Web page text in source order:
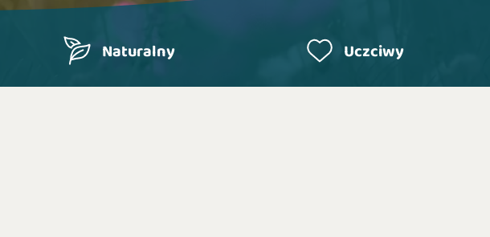
Naturalny Uczciwy